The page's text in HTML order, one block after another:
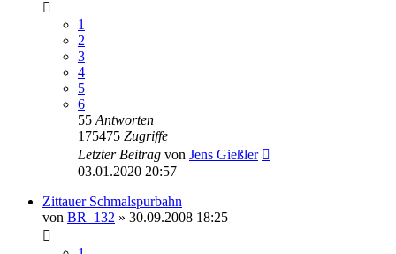
1
2
3
4
5
6
55 Antworten
175475 Zugriffe
Letzter Beitrag von Jens Gießler
03.01.2020 20:57
Zittauer Schmalspurbahn
von BR_132 » 30.09.2008 18:25